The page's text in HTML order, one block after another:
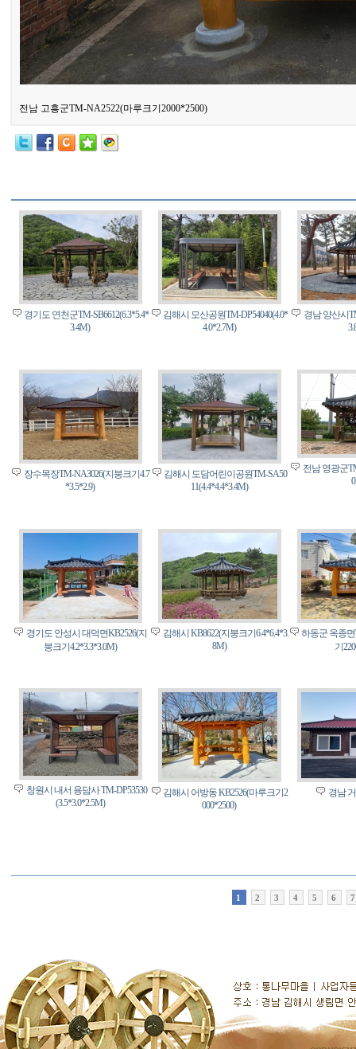
전남 고흥군TM-NA2522(마루크기2000*2500)
경기도 연천군TM-SB6612(6.3*5.4*
3.4M)
김해시 모산공원TM-DP54040(4.0*
4.0*2.7M)
경남 양산시
장수목장TM-NA3026(지붕크기4.7
*3.5*2.9)
김해시 도담어린이공원TM-SA50
11(4.4*4.4*3.4M)
전남 영광군
경기도 안성시 대덕면KB2526(지
붕크기4.2*3.3*3.0M)
김해시 KB8622(지붕크기6.4*6.4*3.
8M)
하동군 옥종
기
창원시 내서 용담사 TM-DP53530
(3.5*3.0*2.5M)
김해시 어방동 KB2526(마루크기2
000*2500)
경남
1 2 3 4 5 6 7